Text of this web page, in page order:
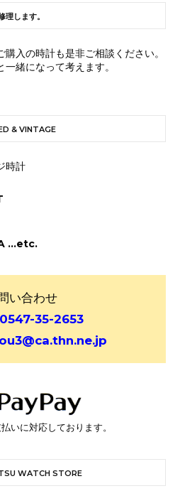
理します。
購入の時計も是非ご相談ください。
緒になって考えます。
& VINTAGE
時計
...etc.
い合わせ
0547-35-2653
いに対応しております。
WATCH STORE